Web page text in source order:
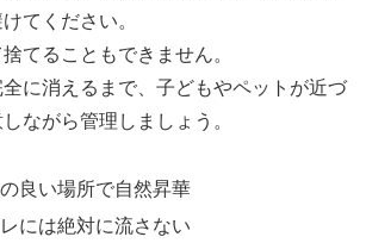
てください。
てることもできません。
全に消えるまで、子どもやペットが近づ
ながら管理しましょう。
良い場所で自然昇華
には絶対に流さない